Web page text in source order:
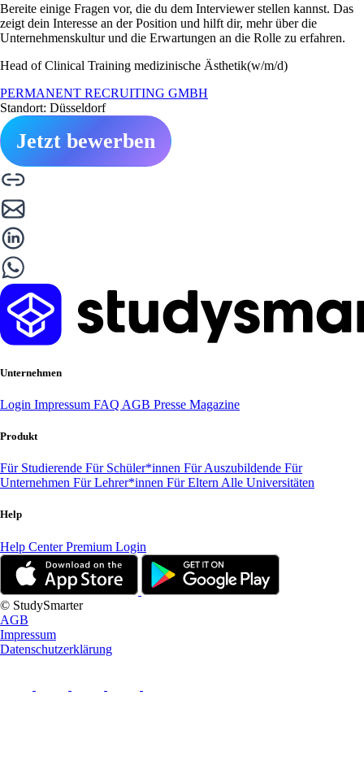
Bereite einige Fragen vor, die du dem Interviewer stellen kannst. Das
zeigt dein Interesse an der Position und hilft dir, mehr über die
Unternehmenskultur und die Erwartungen an die Rolle zu erfahren.
Head of Clinical Training medizinische Ästhetik(w/m/d)
PERMANENT RECRUITING GMBH
Standort: Düsseldorf
Jetzt bewerben
Unternehmen
Login Impressum FAQ AGB Presse Magazine
Produkt
Für Studierende Für Schüler*innen Für Auszubildende Für
Unternehmen Für Lehrer*innen Für Eltern Alle Universitäten
Help
Help CenterPremium Login
© StudySmarter
AGB
Impressum
Datenschutzerklärung